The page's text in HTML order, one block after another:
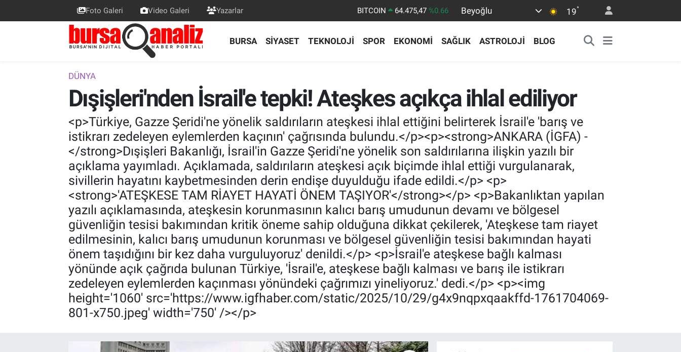
Foto Galeri Video Galeri Yazarlar DOLAR 47,5971 %0.05
STERLİN
64,2534 %0.22
BITCOIN
64.475,47 %0.66
Beyoğlu 19°
BURSA SİYASET TEKNOLOJİ SPOR EKONOMİ SAĞLIK ASTROLOJİ BLOG
DÜNYA
Dışişleri'nden İsrail'e tepki! Ateşkes açıkça ihlal ediliyor
<p>Türkiye, Gazze Şeridi'ne yönelik saldırıların ateşkesi ihlal ettiğini belirterek İsrail'e 'barış ve
istikrarı zedeleyen eylemlerden kaçının' çağrısında bulundu.</p><p><strong>ANKARA (İGFA) -
</strong>Dışişleri Bakanlığı, İsrail'in Gazze Şeridi'ne yönelik son saldırılarına ilişkin yazılı bir
açıklama yayımladı. Açıklamada, saldırıların ateşkesi açık biçimde ihlal ettiği vurgulanarak,
sivillerin hayatını kaybetmesinden derin endişe duyulduğu ifade edildi.</p> <p>
<strong>'ATEŞKESE TAM RİAYET HAYATİ ÖNEM TAŞIYOR'</strong></p> <p>Bakanlıktan yapılan
yazılı açıklamasında, ateşkesin korunmasının kalıcı barış umudunun devamı ve bölgesel
güvenliğin tesisi bakımından kritik öneme sahip olduğuna dikkat çekilerek, 'Ateşkese tam riayet
edilmesinin, kalıcı barış umudunun korunması ve bölgesel güvenliğin tesisi bakımından hayati
önem taşıdığını bir kez daha vurguluyoruz' denildi.</p> <p>İsrail'e ateşkese bağlı kalması
yönünde açık çağrıda bulunan Türkiye, 'İsrail'e, ateşkese bağlı kalması ve barış ile istikrarı
zedeleyen eylemlerden kaçınması yönündeki çağrımızı yineliyoruz.' dedi.</p> <p><img
height='1060' src='https://www.igfhaber.com/static/2025/10/29/g4x9nqpxqaakffd-1761704069-
801-x750.jpeg' width='750' /></p>
TEKNOLOJİ
ASTROLOJİ
Nöbetçi Eczaneler
Trafik Durumu
Süper Lig Puan Durumu ve Fikstür
Tüm Manşetler
Son Dakika Haberleri
Haber Arşivi